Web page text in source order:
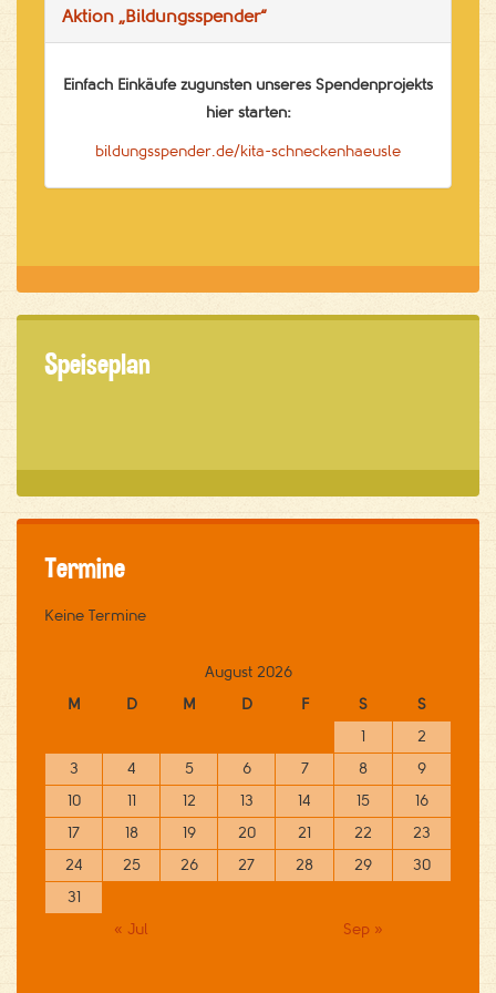
Aktion „Bildungsspender“
Einfach Einkäufe zugunsten unseres Spendenprojekts
hier starten:
bildungsspender.de/kita-schneckenhaeusle
Speiseplan
Termine
Keine Termine
August 2026
M
D M D F S
S
1
2
3
4 5 6 7 8
9
10
11 12 13 14 15
16
17
18 19 20 21 22
23
24
25 26 27 28 29
30
31
« Jul
Sep »